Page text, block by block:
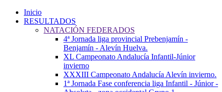
Inicio
RESULTADOS
NATACIÓN FEDERADOS
4ª Jornada liga provincial Prebenjamín -
Benjamín - Alevín Huelva.
XL Campeonato Andalucía Infantil-Júnior
invierno
XXXIII Campeonato Andalucía Alevín invierno.
1ª Jornada Fase conferencia liga Infantil - Júnior -